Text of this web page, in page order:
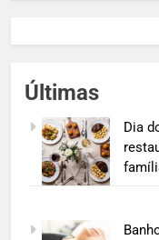
Últimas
Dia